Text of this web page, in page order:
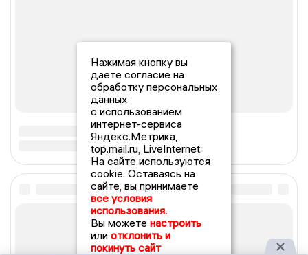
Нажимая кнопку вы
даете согласие на
обработку персональных
данных
с использованием
интернет-сервиса
Яндекс.Метрика,
top.mail.ru, LiveInternet.
На сайте используются
cookie. Оставаясь на
сайте, вы принимаете
все условия
использования.
Вы можете настроить
или отклонить и
покинуть сайт